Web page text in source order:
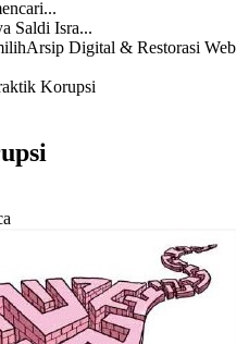
Saldi Isra...
Arsip Digital & Restorasi Web
Korupsi